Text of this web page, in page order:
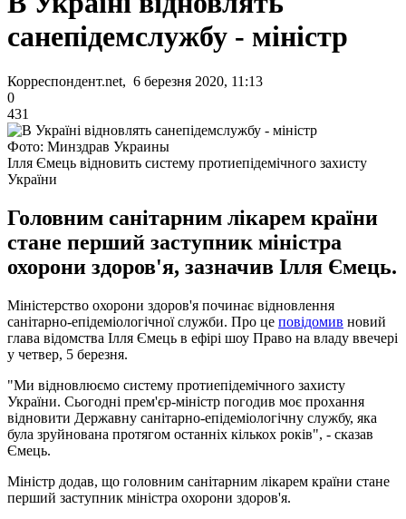
санепідемслужбу - міністр
Корреспондент.net, 6 березня 2020, 11:13
0
431
Фото: Минздрав Украины
Ілля Ємець відновить систему протиепідемічного захисту
України
Головним санітарним лікарем країни
стане перший заступник міністра
охорони здоров'я, зазначив Ілля Ємець.
Міністерство охорони здоров'я починає відновлення
санітарно-епідеміологічної служби. Про це повідомив новий
глава відомства Ілля Ємець в ефірі шоу Право на владу ввечері
у четвер, 5 березня.
"Ми відновлюємо систему протиепідемічного захисту
України. Сьогодні прем'єр-міністр погодив моє прохання
відновити Державну санітарно-епідеміологічну службу, яка
була зруйнована протягом останніх кількох років", - сказав
Ємець.
Міністр додав, що головним санітарним лікарем країни стане
перший заступник міністра охорони здоров'я.